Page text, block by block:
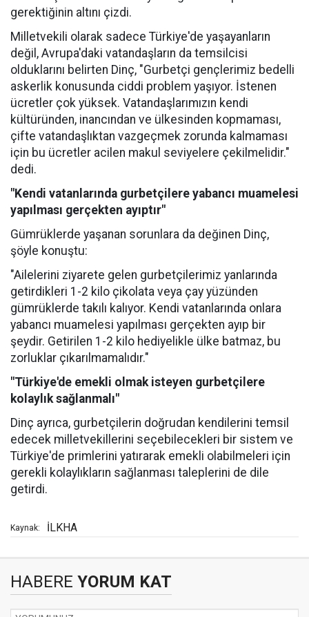
gerektiğinin altını çizdi.
Milletvekili olarak sadece Türkiye'de yaşayanların
değil, Avrupa'daki vatandaşların da temsilcisi
olduklarını belirten Dinç, "Gurbetçi gençlerimiz bedelli
askerlik konusunda ciddi problem yaşıyor. İstenen
ücretler çok yüksek. Vatandaşlarımızın kendi
kültüründen, inancından ve ülkesinden kopmaması,
çifte vatandaşlıktan vazgeçmek zorunda kalmaması
için bu ücretler acilen makul seviyelere çekilmelidir."
dedi.
"Kendi vatanlarında gurbetçilere yabancı muamelesi
yapılması gerçekten ayıptır"
Gümrüklerde yaşanan sorunlara da değinen Dinç,
şöyle konuştu:
"Ailelerini ziyarete gelen gurbetçilerimiz yanlarında
getirdikleri 1-2 kilo çikolata veya çay yüzünden
gümrüklerde takılı kalıyor. Kendi vatanlarında onlara
yabancı muamelesi yapılması gerçekten ayıp bir
şeydir. Getirilen 1-2 kilo hediyelikle ülke batmaz, bu
zorluklar çıkarılmamalıdır."
"Türkiye'de emekli olmak isteyen gurbetçilere
kolaylık sağlanmalı"
Dinç ayrıca, gurbetçilerin doğrudan kendilerini temsil
edecek milletvekillerini seçebilecekleri bir sistem ve
Türkiye'de primlerini yatırarak emekli olabilmeleri için
gerekli kolaylıkların sağlanması taleplerini de dile
getirdi.
Kaynak: İLKHA
HABERE YORUM KAT